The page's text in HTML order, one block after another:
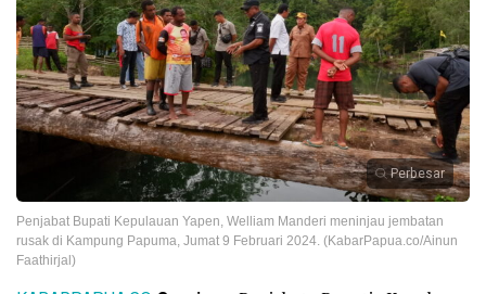
Perbesar
Penjabat Bupati Kepulauan Yapen, Welliam Manderi meninjau jembatan
rusak di Kampung Papuma, Jumat 9 Februari 2024. (KabarPapua.co/Ainun
Faathirjal)